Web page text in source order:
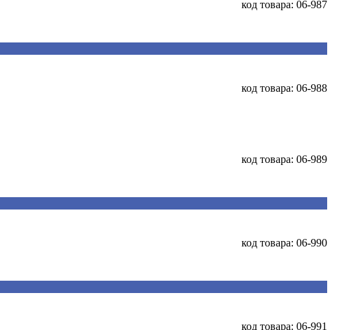
код товара: 06-987
код товара: 06-988
код товара: 06-989
код товара: 06-990
код товара: 06-991